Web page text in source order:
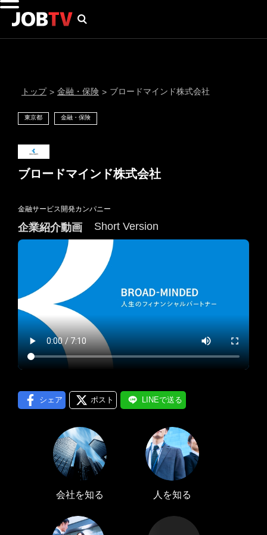
通知設定
メール通知
LINE通知
トップ > 金融・保険 > ブロードマインド株式会社
東京都 金融・保険
ブロードマインド株式会社
金融サービス開発カンパニー
企業紹介動画 Short Version
シェア ポスト LINEで送る
会社を知る 人を知る
にはプロフィール画像のアップロードが必要です
プロフィール編集する ＞
会員登録する
ログインする ＞